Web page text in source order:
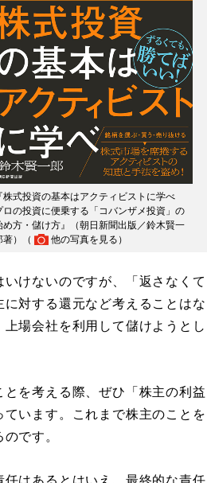
『株式投資の基本はアクティビストに学べ
ロの投資に便乗する「コバンザメ投資」の
め方・儲け方』（朝日新聞出版／鈴木賢一
著）（
他の写真を見る ）
けないのですが、「返さなくて
対する還元など考えることはな
場会社を利用して儲けようとし
を考える際、ぜひ「株主の利益
います。これまで株主のことを
です。
はあるとはいえ、最終的な責任